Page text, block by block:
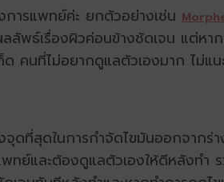
การแพทย์ค่ะ ยกตัวอย่างเช่น
พธ์เรื่องผิวค่อนข้างชัดเจน แต่หา
คนที่ไม่อยากดูแลตัวเองมาก ไม่แน
ดที่สุดในการกำจัดไขมันออกจากร่
ทย์และต้องดูแลตัวเองให้ดีหลังท